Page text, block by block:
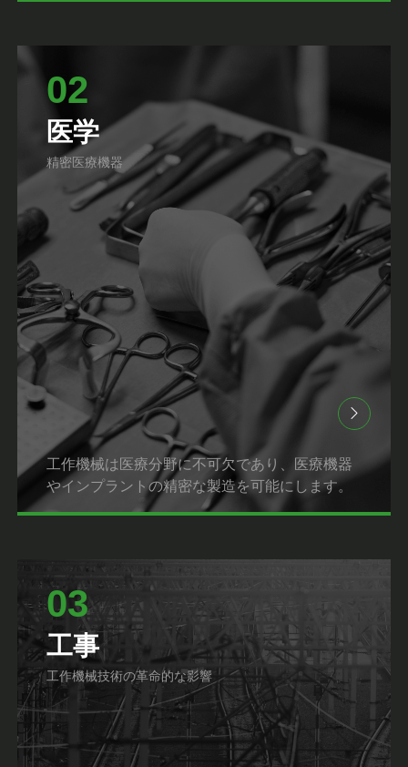
02
医学
精密医療機器
工作機械は医療分野に不可欠であり、医療機器
やインプラントの精密な製造を可能にします。
03
工事
工作機械技術の革命的な影響